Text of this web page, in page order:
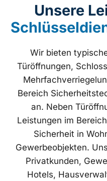
Unsere
Wir bieten
Türöffnungen,
Bereich
an. Neben
Leistungen im
Sicherheit in
Gewerbeobjekten.
Privatkunden,
Hotels,